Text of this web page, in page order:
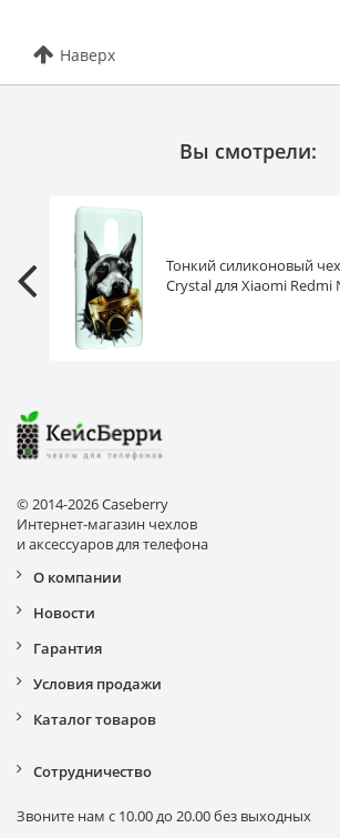
Наверх
Вы смотрели:
Тонкий силиконовый
Crystal для Xiaomi Redmi
© 2014-2026 Caseberry
Интернет-магазин чехлов
и аксессуаров для телефона
О компании
Новости
Гарантия
Условия продажи
Каталог товаров
Сотрудничество
Звоните нам с 10.00 до 20.00 без выходных